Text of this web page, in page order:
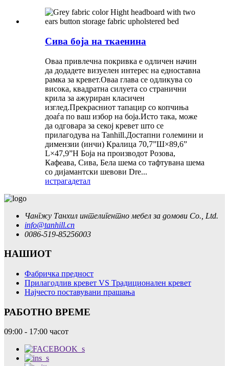
Сива боја на ткаенина
Оваа привлечна покривка е одличен начин
да додадете визуелен интерес на едноставна
рамка за кревет.Оваа глава се одликува со
висока, квадратна силуета со странични
крила за ажуриран класичен
изглед.Прекрасниот тапацир со копчиња
доаѓа по ваш избор на боја.Исто така, може
да одговара за секој кревет што се
прилагодува на Tanhill.Достапни големини и
димензии (инчи) Кралица 70,7”Ш×89,6”
L×47,9”H Боја на производот Розова,
Кафеава, Сива, Бела шема со тафтувана шема
со дијамантски шевови Dre...
истрагадетал
Чангжу Танхил интелигентно мебел за домови Co., Ltd.
info@tanhill.cn
0086-519-85256003
НАШИОТ
Фабричка предност
Прилагодлив кревет VS Традиционален кревет
Најчесто поставувани прашања
РАБОТНО ВРЕМЕ
09:00 - 17:00 часот